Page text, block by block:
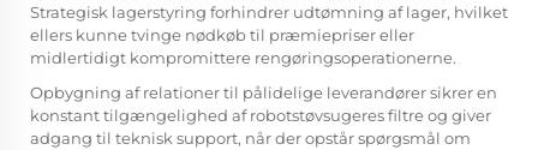
Strategisk lagerstyring forhindrer udtømning af lager, hvilket
ellers kunne tvinge nødkøb til præmiepriser eller
midlertidigt kompromittere rengøringsoperationerne.
Opbygning af relationer til pålidelige leverandører sikrer en
konstant tilgængelighed af robotstøvsugeres filtre og giver
adgang til teknisk support, når der opstår spørgsmål om